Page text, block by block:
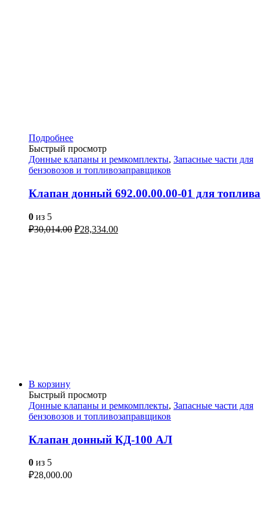
Подробнее
Быстрый просмотр
Донные клапаны и ремкомплекты, Запасные части для
бензовозов и топливозаправщиков
Клапан донный 692.00.00.00-01 для топлива
0 из 5
₽30,014.00 ₽28,334.00
В корзину
Быстрый просмотр
Донные клапаны и ремкомплекты, Запасные части для
бензовозов и топливозаправщиков
Клапан донный КД-100 АЛ
0 из 5
₽28,000.00